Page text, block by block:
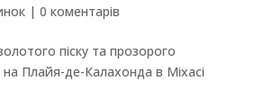
| 0 коментарів